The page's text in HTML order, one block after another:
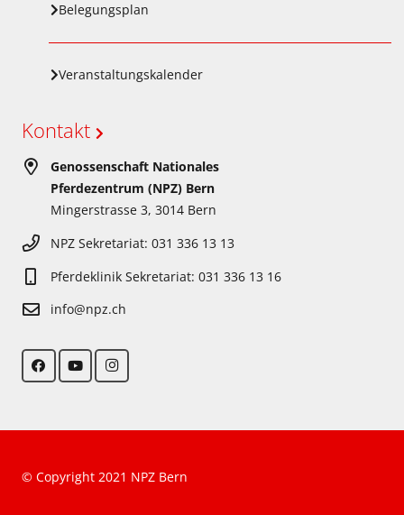
Belegungsplan
Veranstaltungskalender
Kontakt
Genossenschaft Nationales
Pferdezentrum (NPZ) Bern
Mingerstrasse 3, 3014 Bern
NPZ Sekretariat: 031 336 13 13
Pferdeklinik Sekretariat: 031 336 13 16
info@npz.ch
© Copyright 2021 NPZ Bern